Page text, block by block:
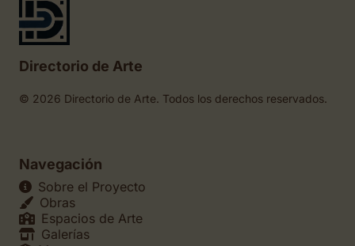
Directorio de Arte
© 2026 Directorio de Arte. Todos los derechos reservados.
Navegación
Sobre el Proyecto
Obras
Espacios de Arte
Galerías